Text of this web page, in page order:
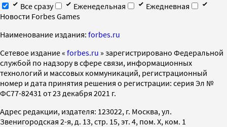
Все сразу
Еженедельная
Ежедневная
Новости Forbes Games
Наименование издания: forbes.ru
Cетевое издание « forbes.ru » зарегистрировано Федеральной
службой по надзору в сфере связи, информационных
технологий и массовых коммуникаций, регистрационный
номер и дата принятия решения о регистрации: серия Эл №
ФС77-82431 от 23 декабря 2021 г.
Адрес редакции, издателя: 123022, г. Москва, ул.
Звенигородская 2-я, д. 13, стр. 15, эт. 4, пом. X, ком. 1